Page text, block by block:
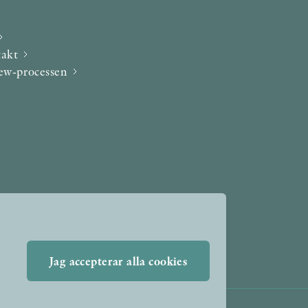
processen
Jag accepterar alla cookies